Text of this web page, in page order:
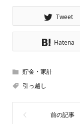
Tweet
Hatena
貯金・家計
引っ越し